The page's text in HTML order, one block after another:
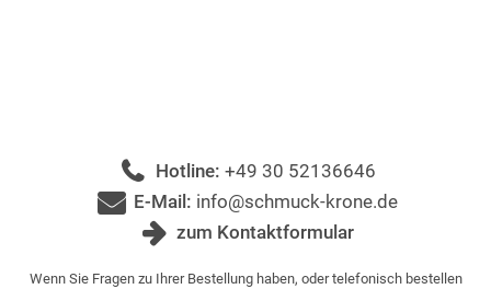
Hotline: +49 30 52136646
E-Mail: info@schmuck-krone.de
zum Kontaktformular
Wenn Sie Fragen zu Ihrer Bestellung haben, oder telefonisch bestellen